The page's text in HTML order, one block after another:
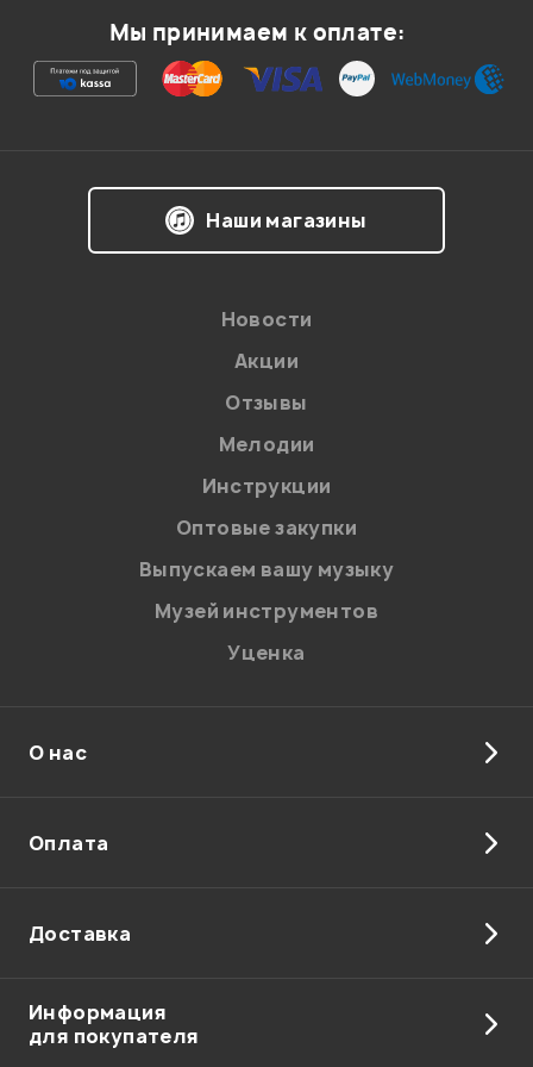
Ваша оценка:
на обработку персональных данных в
Политикой в отношении обработки
персональных данных.
Введите проверочное число:
Отправить
Мы принимаем к оплате:
Наши магазины
Новости
Акции
Отзывы
Мелодии
Инструкции
Оптовые закупки
Выпускаем вашу музыку
Музей инструментов
Уценка
О нас
Оплата
Доставка
Информация
для покупателя